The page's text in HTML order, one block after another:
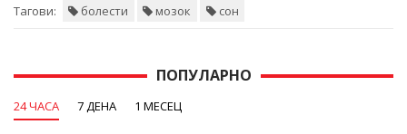
Тагови: болести мозок сон
ПОПУЛАРНО
24 ЧАСА 7 ДЕНА 1 МЕСЕЦ